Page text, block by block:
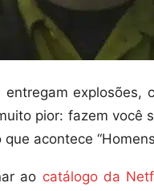
entregam explosões,
pior: fazem você
acontece
ao catálogo da